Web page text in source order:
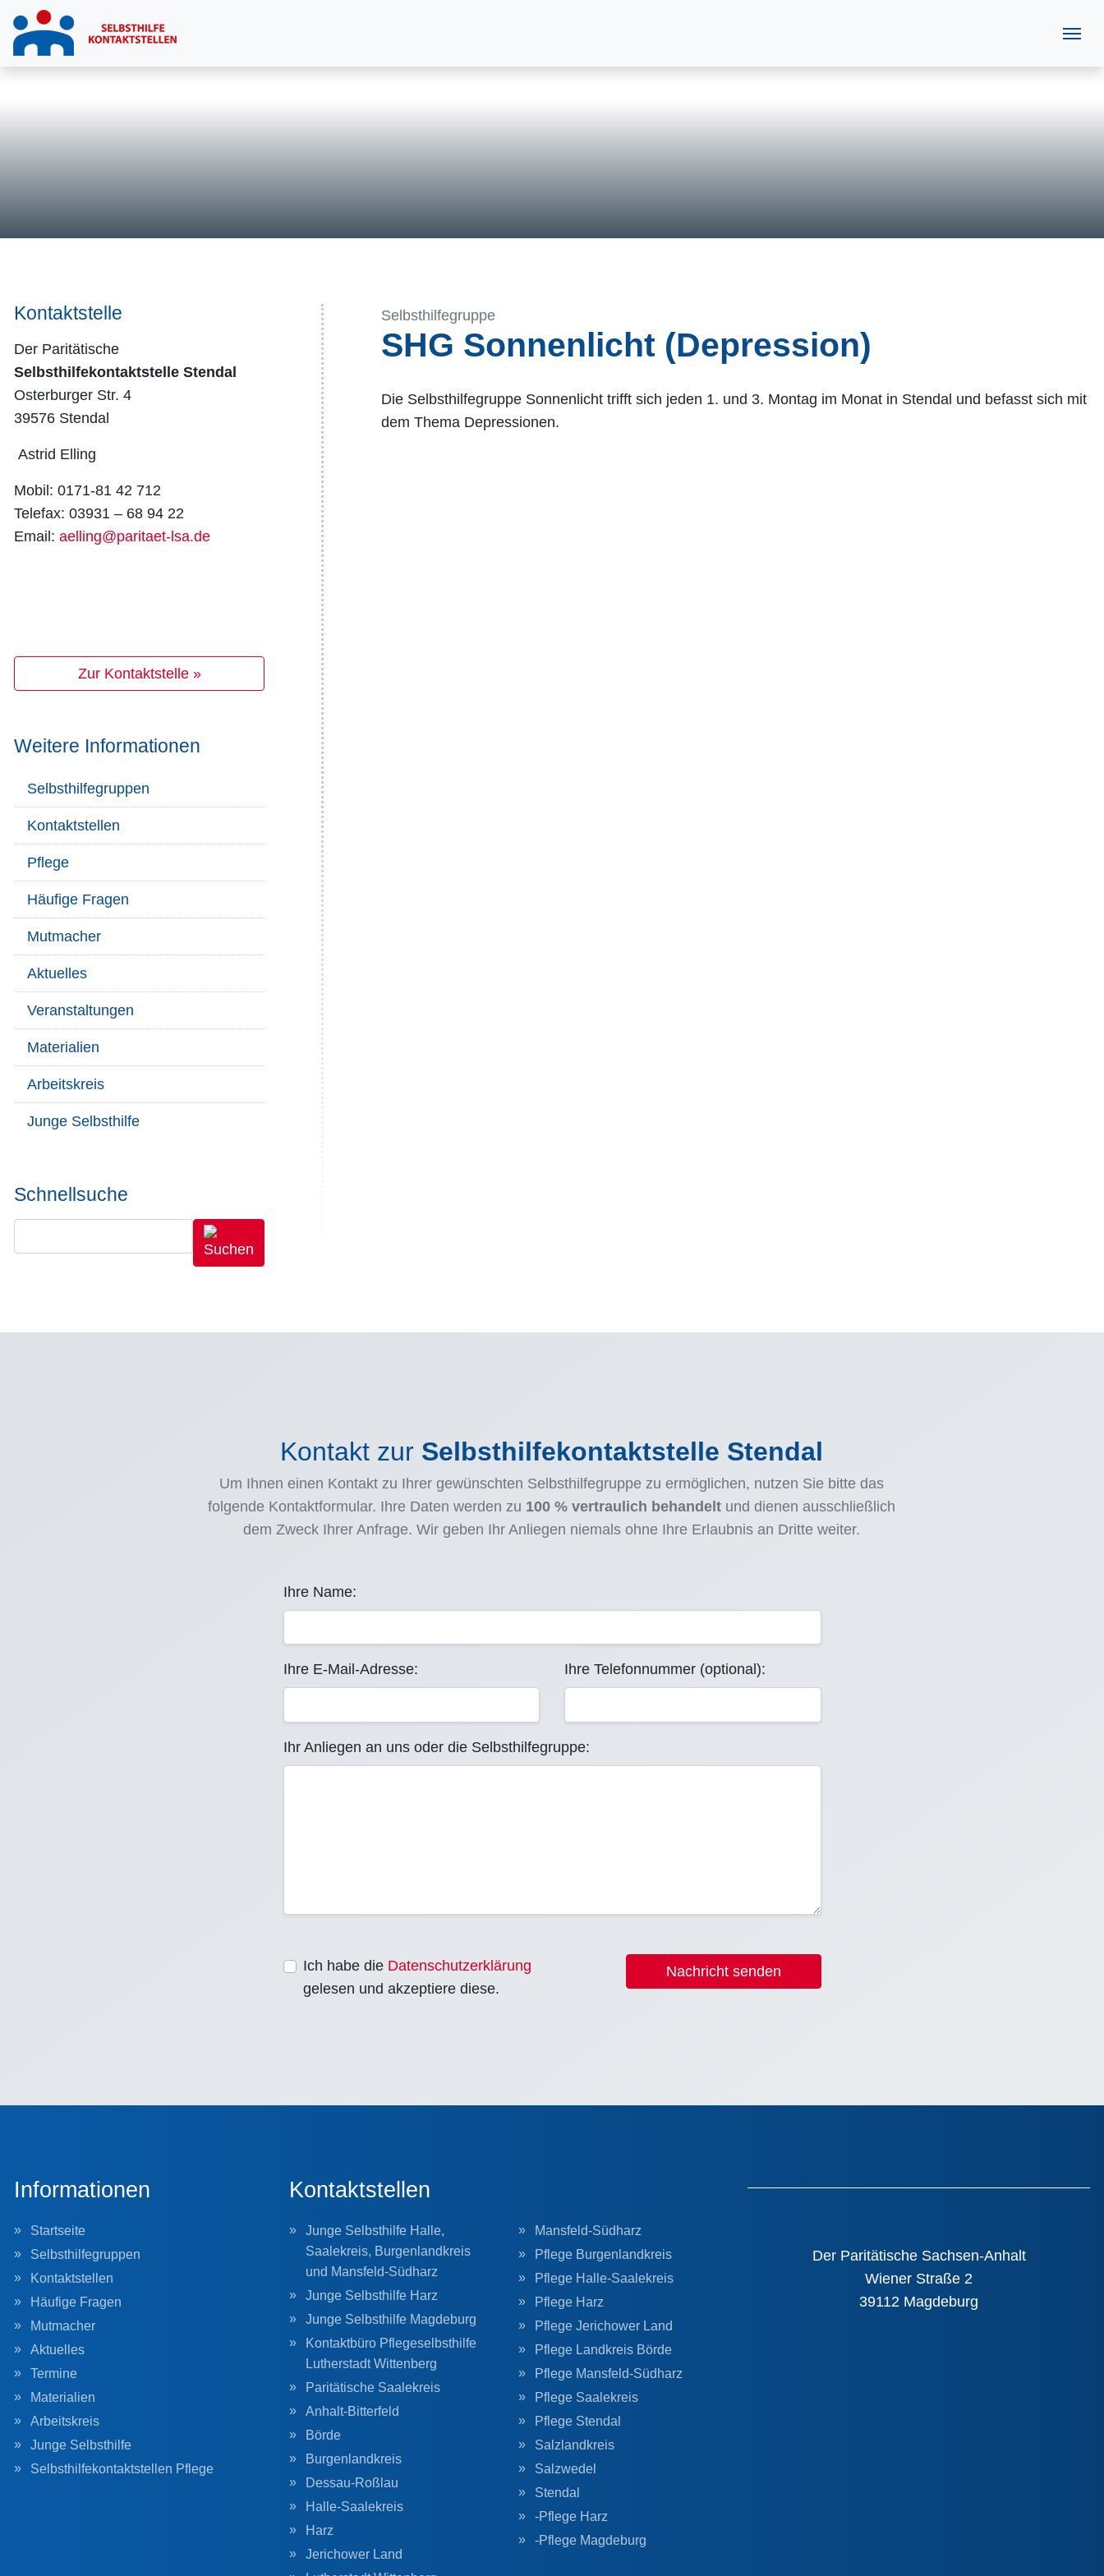
Selbsthilfegruppe
SHG Sonnenlicht (Depression)
Die Selbsthilfegruppe Sonnenlicht trifft sich jeden 1. und 3. Montag im Monat in Stendal und befasst sich mit
dem Thema Depressionen.
Kontaktstelle
Der Paritätische
Selbsthilfekontaktstelle Stendal
Osterburger Str. 4
39576 Stendal
Astrid Elling
Mobil: 0171-81 42 712
Telefax: 03931 – 68 94 22
Email: aelling@paritaet-lsa.de
Zur Kontaktstelle »
Weitere Informationen
Selbsthilfegruppen
Kontaktstellen
Pflege
Häufige Fragen
Mutmacher
Aktuelles
Veranstaltungen
Materialien
Arbeitskreis
Junge Selbsthilfe
Schnellsuche
Kontakt zur Selbsthilfekontaktstelle Stendal
Um Ihnen einen Kontakt zu Ihrer gewünschten Selbsthilfegruppe zu ermöglichen, nutzen Sie bitte das
folgende Kontaktformular. Ihre Daten werden zu 100 % vertraulich behandelt und dienen ausschließlich
dem Zweck Ihrer Anfrage. Wir geben Ihr Anliegen niemals ohne Ihre Erlaubnis an Dritte weiter.
Ihre Name:
Ihre E-Mail-Adresse: Ihre Telefonnummer (optional):
Ihr Anliegen an uns oder die Selbsthilfegruppe:
Ich habe die Datenschutzerklärung
gelesen und akzeptiere diese.
Nachricht senden
Informationen
Startseite
Selbsthilfegruppen
Kontaktstellen
Häufige Fragen
Mutmacher
Aktuelles
Termine
Materialien
Arbeitskreis
Junge Selbsthilfe
Selbsthilfekontaktstellen Pflege
Kontaktstellen
Junge Selbsthilfe Halle,
Saalekreis, Burgenlandkreis
und Mansfeld-Südharz
Junge Selbsthilfe Harz
Junge Selbsthilfe Magdeburg
Kontaktbüro Pflegeselbsthilfe
Lutherstadt Wittenberg
Paritätische Saalekreis
Anhalt-Bitterfeld
Börde
Burgenlandkreis
Dessau-Roßlau
Halle-Saalekreis
Harz
Jerichower Land
Mansfeld-Südharz
Pflege Burgenlandkreis
Pflege Halle-Saalekreis
Pflege Harz
Pflege Jerichower Land
Pflege Landkreis Börde
Pflege Mansfeld-Südharz
Pflege Saalekreis
Pflege Stendal
Salzlandkreis
Salzwedel
Stendal
-Pflege Harz
-Pflege Magdeburg
Der Paritätische Sachsen-Anhalt
Wiener Straße 2
39112 Magdeburg